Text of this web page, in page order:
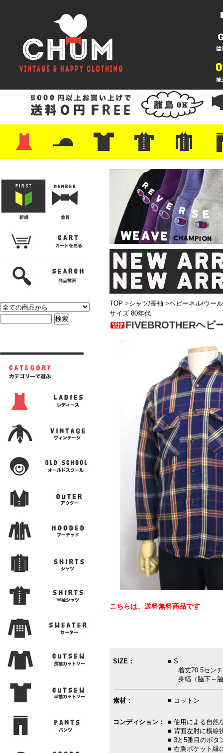
・レザーシューズ/スニーカー
・プリントTシャツ
・バンド/ツアー
・キャラクター
・Nike/adidas/スポーツ
・チャンピオン
・サーフ/スケート
・ボーダー/総柄/無地
・フットボール/リンガー
・タンクトップ/NBA・ポロシャツ
・半袖シャツ
・アロハ/サーフ/ボーリング
・ラルフ/ブランド
・無地/チェック/ストラ
・ワーク/ミリタリー/ウ
・ネル/ウール ・ショ
・アウ
・ジー
・
・ミリ
・コー
・コッ
・オー
・ジャ
ン
TOP >シャツ/長袖 >ヘビーネル/ウール
サイズ 80年代
FIVEBROTHERヘビ
こちらは、送料無料商品です
SIZE：
■ S
着丈70.5セン
身幅（脇下～脇
素材： ■ コットン
コンディション：
■ 使用による自然
■ 背面左肘に横線
■ 3と5番目のボタ
■ 右胸ポケット縁